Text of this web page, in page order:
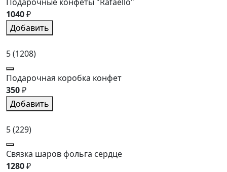
1040₽
Добавить
5(1208)
Подарочная коробка конфет
350₽
Добавить
5(229)
Связка шаров фольга сердце
1280₽